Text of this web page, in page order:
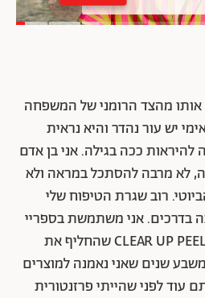
אותו מהצד הרומני של המשפחה
יש עור נהדר והיא נראית
להיראות ככה בגילה. אני בן אדם
לא מרבה להסתכל במראה ולא
רוב שגרת הטיפוח שלי
בדרכים. אני משתמשת בספריי
החומצות של קרן ברטוב, CLEAR UP PEEL שהחליף את
שנים שאני נאמנה למוצרים
עוד לפני שהייתי פרזנטורית